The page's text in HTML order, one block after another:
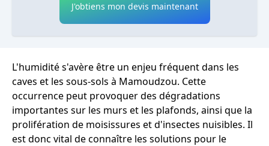
J'obtiens mon devis maintenant
L'humidité s'avère être un enjeu fréquent dans les
caves et les sous-sols à Mamoudzou. Cette
occurrence peut provoquer des dégradations
importantes sur les murs et les plafonds, ainsi que la
prolifération de moisissures et d'insectes nuisibles. Il
est donc vital de connaître les solutions pour le